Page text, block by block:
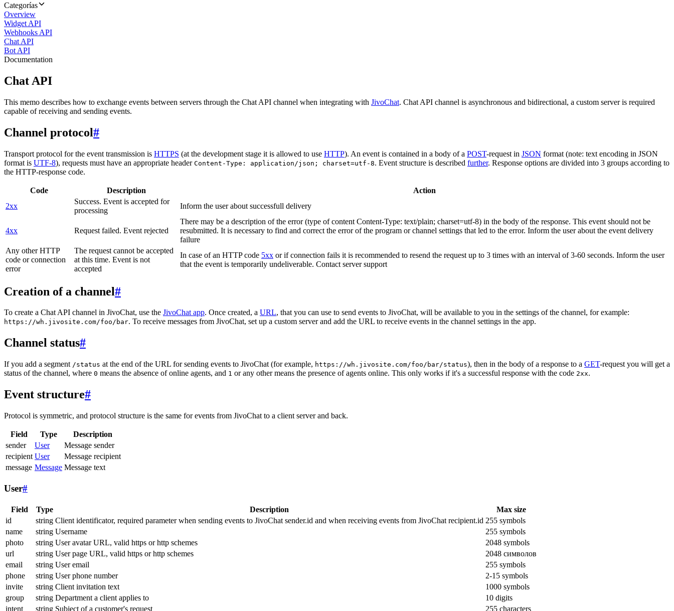
Categorías
Overview
Widget API
Webhooks API
Chat API
Bot API
Documentation
Chat API
This memo describes how to exchange events between servers through the Chat API channel when integrating with JivoChat. Chat API channel is asynchronous and bidirectional, a custom server is required
capable of receiving and sending events.
Channel protocol#
Transport protocol for the event transmission is HTTPS (at the development stage it is allowed to use HTTP). An event is contained in a body of a POST-request in JSON format (note: text encoding in JSON
format is UTF-8), requests must have an appropriate header Content-Type: application/json; charset=utf-8. Event structure is described further. Response options are divided into 3 groups according to
the HTTP-response code.
Code Description
Action
2xx
Success. Event is accepted for
processing
Inform the user about successfull delivery
4xx Request failed. Event rejected
There may be a description of the error (type of content Content-Type: text/plain; charset=utf-8) in the body of the response. This event should not be
resubmitted. It is necessary to find and correct the error of the program or channel settings that led to the error. Inform the user about the event delivery
failure
Any other HTTP
code or connection
error
The request cannot be accepted
at this time. Event is not
accepted
In case of an HTTP code 5xx or if connection fails it is recommended to resend the request up to 3 times with an interval of 3-60 seconds. Inform the user
that the event is temporarily undeliverable. Contact server support
Creation of a channel#
To create a Chat API channel in JivoChat, use the JivoChat app. Once created, a URL, that you can use to send events to JivoChat, will be available to you in the settings of the channel, for example:
https://wh.jivosite.com/foo/bar. To receive messages from JivoChat, set up a custom server and add the URL to receive events in the channel settings in the app.
Channel status#
If you add a segment /status at the end of the URL for sending events to JivoChat (for example, https://wh.jivosite.com/foo/bar/status), then in the body of a response to a GET-request you will get a
status of the channel, where 0 means the absence of online agents, and 1 or any other means the presence of agents online. This only works if it's a successful response with the code 2xx.
Event structure#
Protocol is symmetric, and protocol structure is the same for events from JivoChat to a client server and back.
Field Type
Description
sender
User
Message sender
recipient User
Message recipient
message Message Message text
User#
Field Type Description
Max size
id
string Client identificator, required parameter when sending events to JivoChat sender.id and when receiving events from JivoChat recipient.id 255 symbols
name
string Username
255 symbols
photo
string User avatar URL, valid https or http schemes
2048 symbols
url
string User page URL, valid https or http schemes
2048 символов
email
string User email
255 symbols
phone
string User phone number
2-15 symbols
invite
string Client invitation text
1000 symbols
group
string Department a client applies to
10 digits
intent
string Subject of a customer's request 255 characters